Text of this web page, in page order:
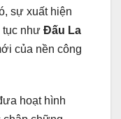
sự xuất hiện
tục như Đấu La
của nền công
hoạt hình